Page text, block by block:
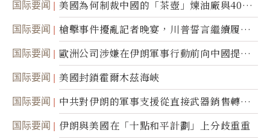
国际要闻
美國為何制裁中國的「茶壺」煉油廠與40家
航運公司
国际要闻
槍擊事件擾亂記者晚宴，川普誓言繼續履行
職責
国际要闻
歐洲公司涉嫌在伊朗軍事行動前向中國提供
美軍基地的衛星影像
国际要闻 美國封鎖霍爾木茲海峽
国际要闻
中共對伊朗的軍事支援從直接武器銷售轉向
間接技術轉讓
国际要闻 伊朗與美國在「十點和平計劃」上分歧重重